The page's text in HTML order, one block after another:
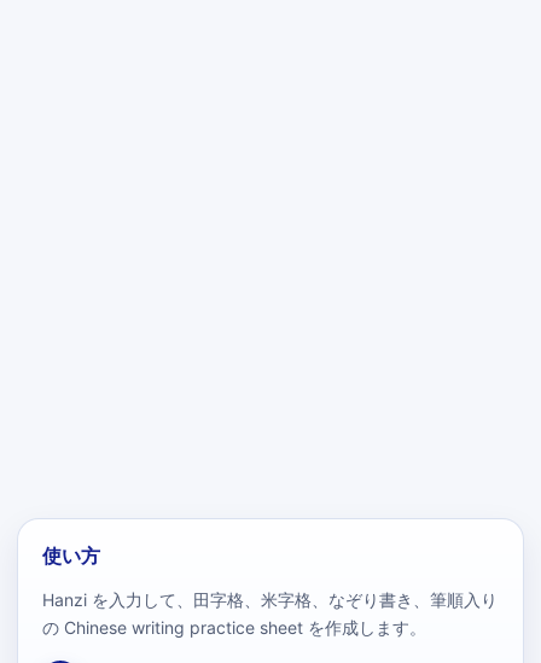
使い方
Hanzi を入力して、田字格、米字格、なぞり書き、筆順入り
の Chinese writing practice sheet を作成します。